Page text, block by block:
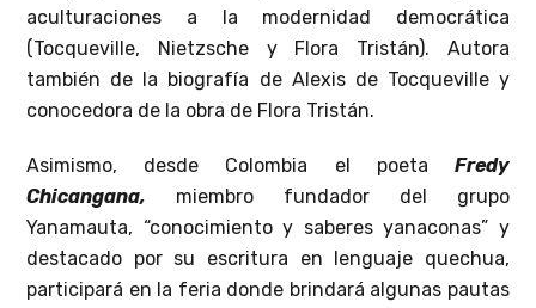
aculturaciones a la modernidad democrática
(Tocqueville, Nietzsche y Flora Tristán). Autora
también de la biografía de Alexis de Tocqueville y
conocedora de la obra de Flora Tristán.
Asimismo, desde Colombia el poeta Fredy
Chicangana, miembro fundador del grupo
Yanamauta, “conocimiento y saberes yanaconas” y
destacado por su escritura en lenguaje quechua,
participará en la feria donde brindará algunas pautas